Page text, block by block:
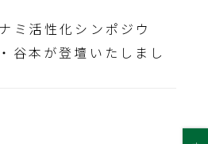
ミ活性化シンポジウ
谷本が登壇いたしまし